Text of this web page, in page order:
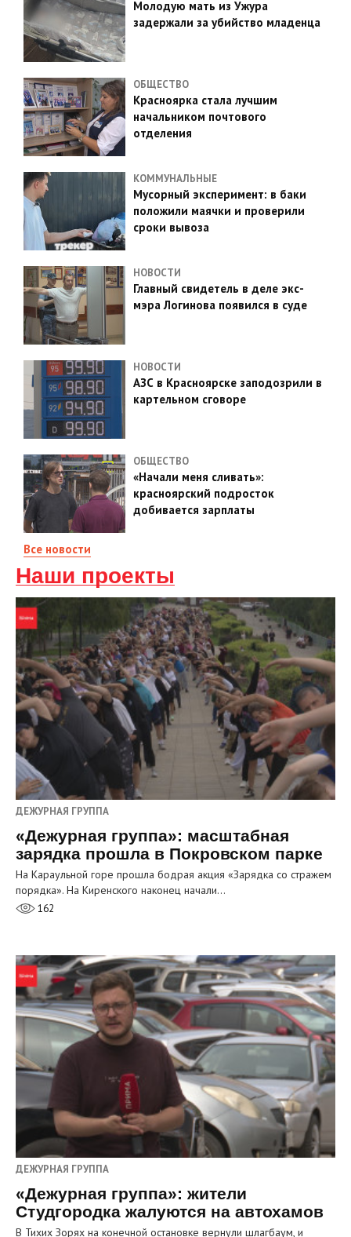
Молодую мать из Ужура
задержали за убийство младенца
ОБЩЕСТВО
Красноярка стала лучшим
начальником почтового
отделения
КОММУНАЛЬНЫЕ
Мусорный эксперимент: в баки
положили маячки и проверили
сроки вывоза
НОВОСТИ
Главный свидетель в деле экс-
мэра Логинова появился в суде
НОВОСТИ
АЗС в Красноярске заподозрили в
картельном сговоре
ОБЩЕСТВО
«Начали меня сливать»:
красноярский подросток
добивается зарплаты
Все новости
Наши проекты
ДЕЖУРНАЯ ГРУППА
«Дежурная группа»: масштабная
зарядка прошла в Покровском парке
На Караульной горе прошла бодрая акция «Зарядка со стражем
порядка». На Киренского наконец начали…
162
ДЕЖУРНАЯ ГРУППА
«Дежурная группа»: жители
Студгородка жалуются на автохамов
В Тихих Зорях на конечной остановке вернули шлагбаум, и